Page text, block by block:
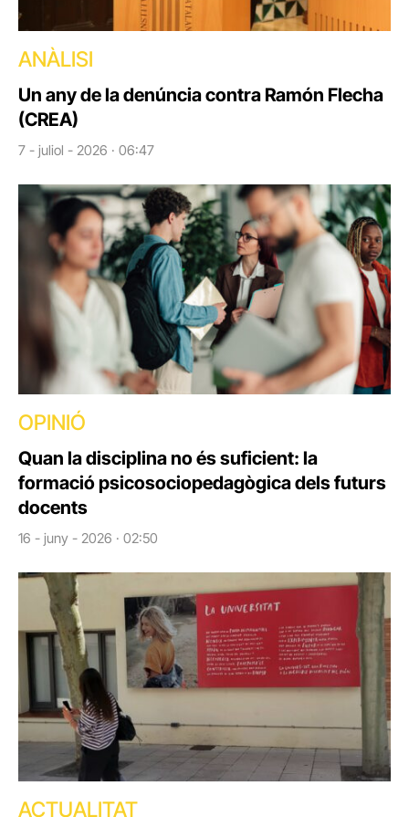
ANÀLISI
Un any de la denúncia contra Ramón Flecha
(CREA)
7 - juliol - 2026 · 06:47
OPINIÓ
Quan la disciplina no és suficient: la
formació psicosociopedagògica dels futurs
docents
16 - juny - 2026 · 02:50
ACTUALITAT